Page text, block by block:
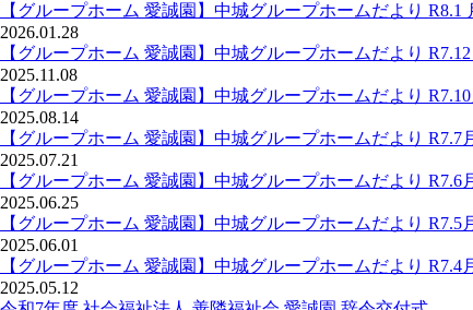
【グループホーム 愛誠園】中城グループホームだより R8.1
2026.01.28
【グループホーム 愛誠園】中城グループホームだより R7.12
2025.11.08
【グループホーム 愛誠園】中城グループホームだより R7.10
2025.08.14
【グループホーム 愛誠園】中城グループホームだより R7.7
2025.07.21
【グループホーム 愛誠園】中城グループホームだより R7.6
2025.06.25
【グループホーム 愛誠園】中城グループホームだより R7.5
2025.06.01
【グループホーム 愛誠園】中城グループホームだより R7.4
2025.05.12